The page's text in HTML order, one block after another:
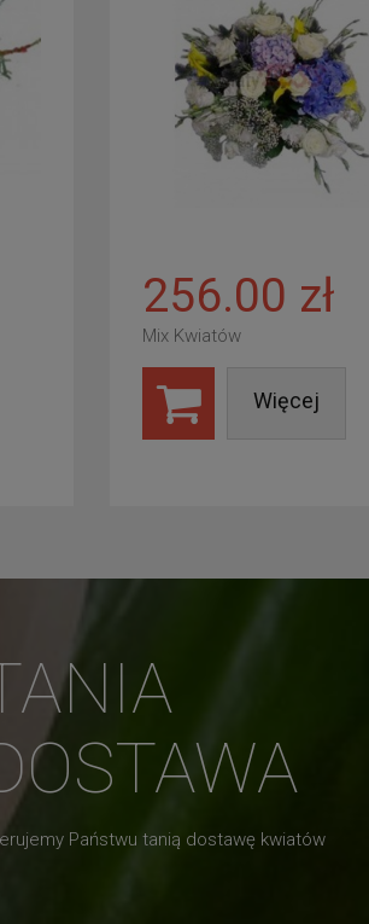
256.00 zł
Mix Kwiatów
Więcej
Państwu tanią dostawę kwiatów